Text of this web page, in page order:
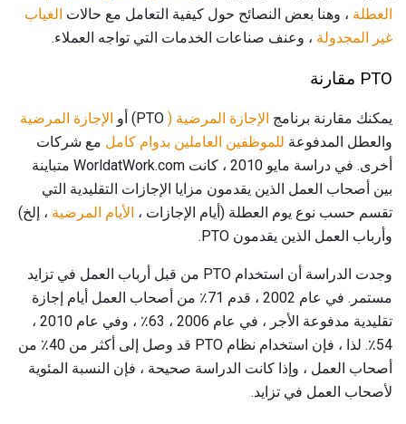
العطلة ، وهنا بعض النصائح حول كيفية التعامل مع حالات الغياب
غير المجدولة ، وعنف صناعات الخدمات التي تواجه العملاء.
PTO مقارنة
يمكنك مقارنة برنامج الإجازة المرضية (
الإجازة المرضية
والعطل المدفوعة للموظفين العاملين بدوام كامل مع شركات
أخرى. في دراسة مايو 2010 ، كانت WorldatWork.com متباينة
بين أصحاب العمل الذين يقدمون مزايا الإجازات التقليدية التي
تقسم حسب نوع يوم العطلة (أيام الإجازات ، الأيام المرضية ، إلخ)
وأرباب العمل الذين يقدمون PTO.
وجدت الدراسة أن استخدام PTO من قبل أرباب العمل في تزايد
مستمر. في عام 2002 ، قدم 71٪ من أصحاب العمل أيام إجازة
تقليدية مدفوعة الأجر ، في عام 2006 ، 63٪ ، وفي عام 2010 ،
54٪. لذا ، فإن استخدام نظام PTO قد وصل إلى أكثر من 40٪ من
أصحاب العمل ، وإذا كانت الدراسة صحيحة ، فإن النسبة المئوية
لأصحاب العمل في تزايد.